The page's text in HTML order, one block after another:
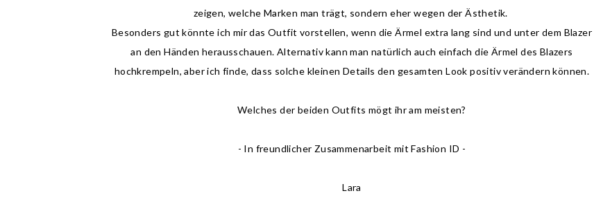
zeigen, welche Marken man trägt, sondern eher wegen der Ästhetik.
Besonders gut könnte ich mir das Outfit vorstellen, wenn die Ärmel extra lang sind und unter dem Blazer
an den Händen herausschauen. Alternativ kann man natürlich auch einfach die Ärmel des Blazers
hochkrempeln, aber ich finde, dass solche kleinen Details den gesamten Look positiv verändern können.
Welches der beiden Outfits mögt ihr am meisten?
- In freundlicher Zusammenarbeit mit Fashion ID -
Lara